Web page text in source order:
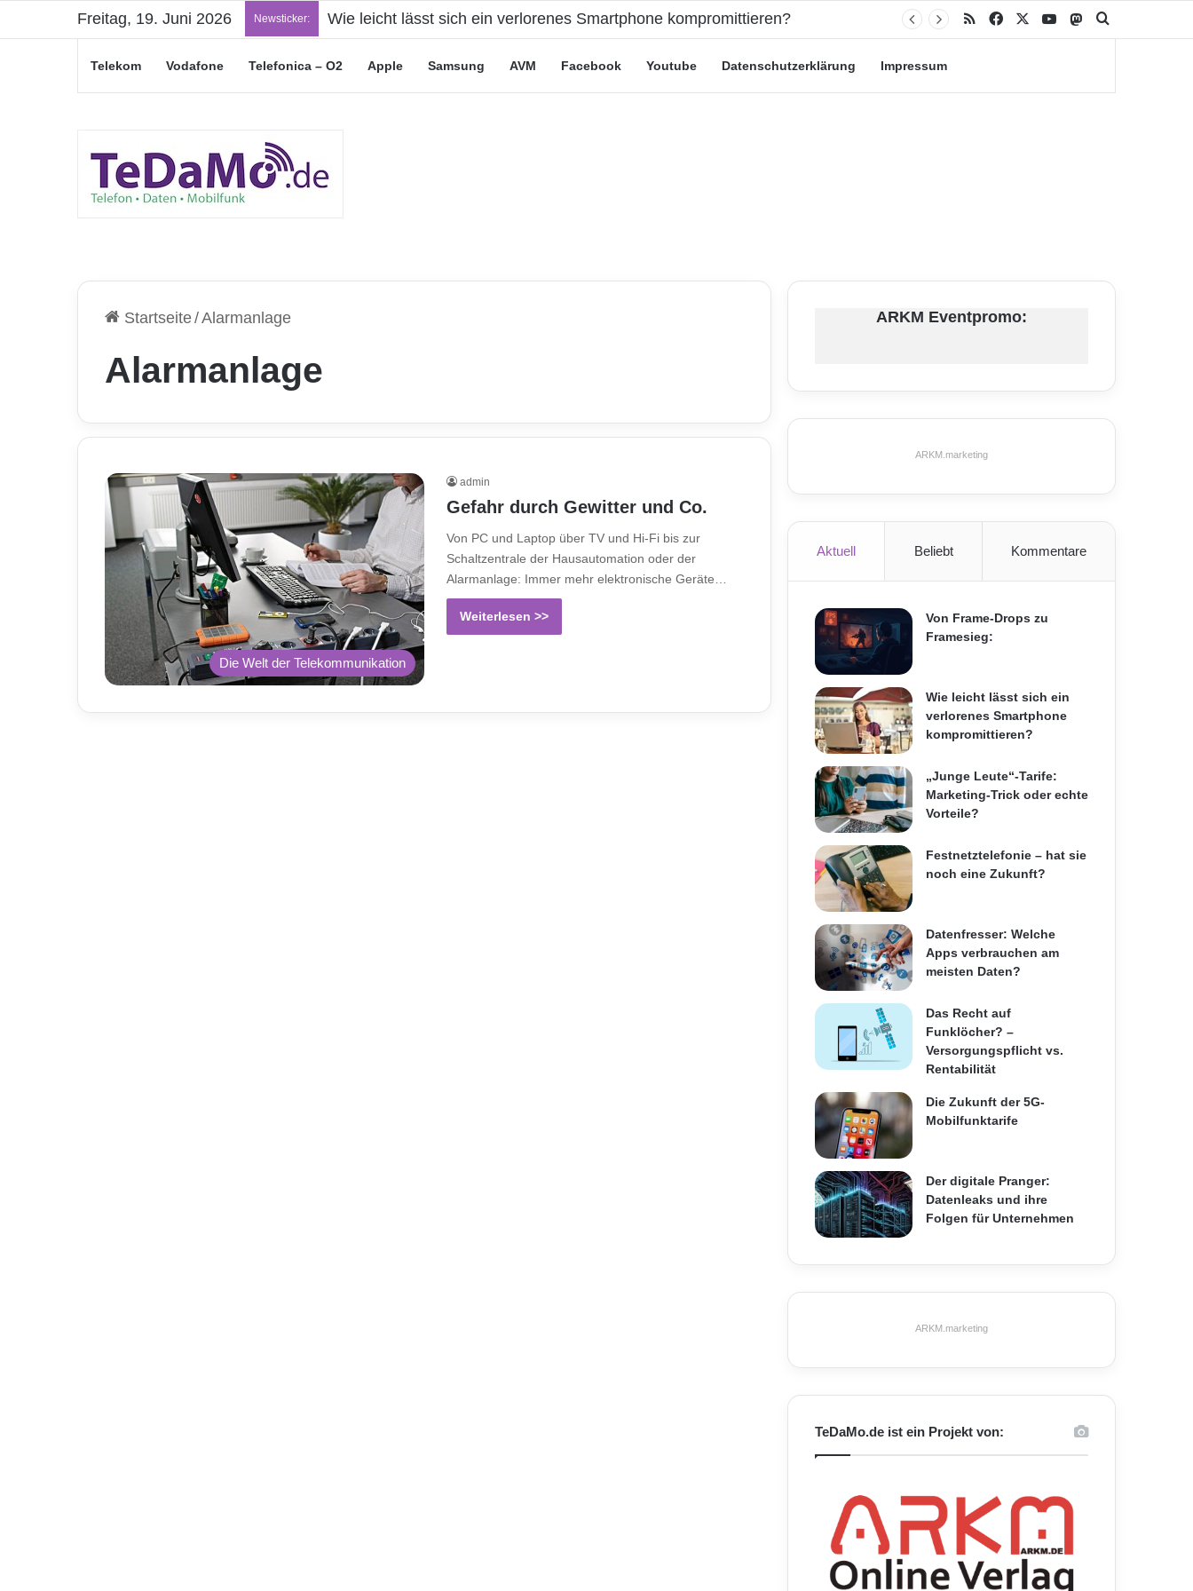
Freitag, 19. Juni 2026 Newsticker: Wie leicht lässt sich ein verlorenes Smartphone kompromittieren? RSS Facebook YouTubeMastodon
Telekom Vodafone Telefonica – O2 Apple Samsung AVM Facebook Youtube Datenschutzerklärung Impressum
Startseite/Alarmanlage
Alarmanlage
Die Welt der Telekommunikation
admin
Gefahr durch Gewitter und Co.
Von PC und Laptop über TV und Hi-Fi bis zur
Schaltzentrale der Hausautomation oder der
Alarmanlage: Immer mehr elektronische Geräte…
Weiterlesen >>
ARKM Eventpromo:
ARKM.marketing
Aktuell Beliebt Kommentare
Von Frame-Drops zu
Framesieg:
Wie leicht lässt sich ein
verlorenes Smartphone
kompromittieren?
„Junge Leute“-Tarife:
Marketing-Trick oder echte
Vorteile?
Festnetztelefonie – hat sie
noch eine Zukunft?
Datenfresser: Welche
Apps verbrauchen am
meisten Daten?
Das Recht auf
Funklöcher? –
Versorgungspflicht vs.
Rentabilität
Die Zukunft der 5G-
Mobilfunktarife
Der digitale Pranger:
Datenleaks und ihre
Folgen für Unternehmen
ARKM.marketing
TeDaMo.de ist ein Projekt von: